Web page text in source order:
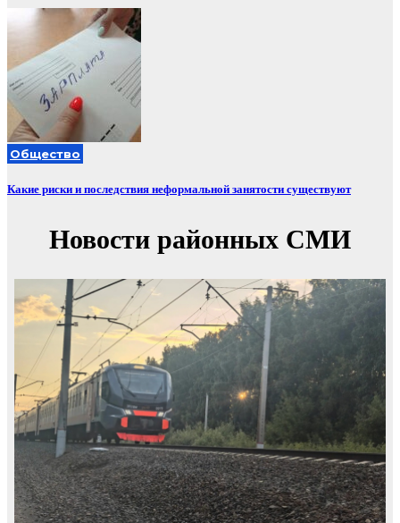
Общество
Какие риски и последствия неформальной занятости существуют